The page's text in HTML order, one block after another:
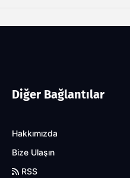
Diğer Bağlantılar
Hakkımızda
Bize Ulaşın
RSS